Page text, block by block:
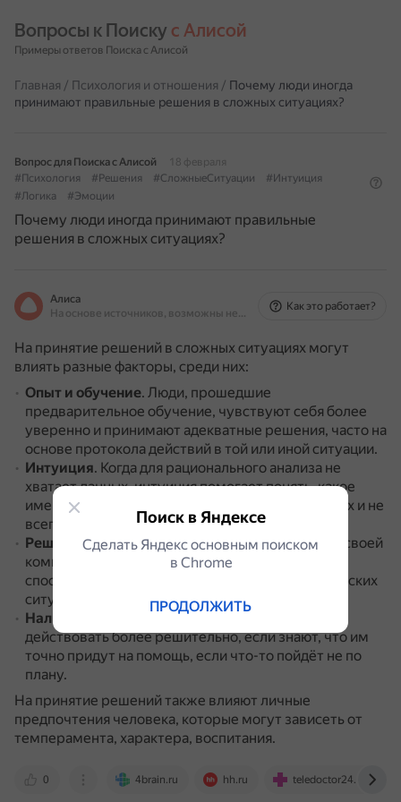
Вопросы к Поиску с Алисой
Примеры ответов Поиска с Алисой
Главная / Психология и отношения / Почему люди иногда
принимают правильные решения в сложных ситуациях?
Вопрос для Поиска с Алисой
18 февраля
#Психология
#Решения #СложныеСитуации
#Интуиция
#Логика
#Эмоции
Почему люди иногда принимают правильные
решения в сложных ситуациях?
Алиса
На основе источников, возможны неточности
Как это работает?
На принятие решений в сложных ситуациях могут
влиять разные факторы, среди них:
Опыт и обучение. Люди, прошедшие
предварительное обучение, чувствуют себя более
уверенно и принимают адекватные решения, часто на
основе протокола действий в той или иной ситуации.
Интуиция. Когда для рационального анализа не
хватает данных, интуиция помогает понять, какое
именно решение нужно, на основе массы мелких и не
всегда точно формулируемых деталей.
Решимость и уверенность.Уверенные в себе и своей
компетентности люди могут оказаться более
способными действовать эффективно в критических
ситуациях.
Наличие помощи и поддержки
действовать более решительно, если знают, что им
точно придут на помощь, если что-то пойдёт не по
плану.
На принятие решений также влияют личные
предпочтения человека, которые могут зависеть от
темперамента, характера, воспитания.
0 4brain.ru hh.ru teledoctor24.ru
Поиск в Яндексе
Сделать Яндекс основным поиском
в Сhrome
ПРОДОЛЖИТЬ